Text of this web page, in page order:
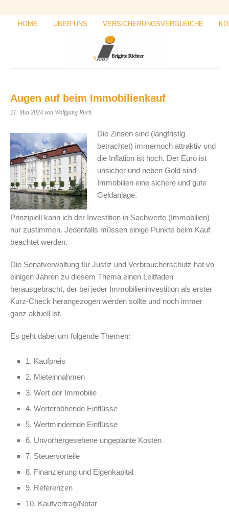
HOME ÜBER UNS VERSICHERUNGSVERGLEICHE
Augen auf beim Immobilienkauf
21. Mai 2024 von Wolfgang Ruch
Die Zinsen sind (langfristig
betrachtet) immernoch attraktiv und
die Inflation ist hoch. Der Euro ist
unsicher und neben Gold sind
Immobilien eine sichere und gute
Geldanlage.
Prinzipiell kann ich der Investition in Sachwerte (Immobilien)
nur zustimmen. Jedenfalls müssen einige Punkte beim Kauf
beachtet werden.
Die Senatverwaltung für Justiz und Verbraucherschutz hat vo
einigen Jahren zu diesem Thema einen Leitfaden
herausgebracht, der bei jeder Immobilieninvestition als erster
Kurz-Check herangezogen werden sollte und noch immer
ganz aktuell ist.
Es geht dabei um folgende Themen:
1. Kaufpreis
2. Mieteinnahmen
3. Wert der Immobilie
4. Werterhöhende Einflüsse
5. Wertmindernde Einflüsse
6. Unvorhergesehene ungeplante Kosten
7. Steuervorteile
8. Finanzierung und Eigenkapital
9. Referenzen
10. Kaufvertrag/Notar